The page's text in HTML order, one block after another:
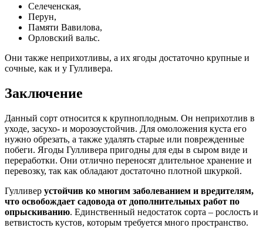
Селеченская,
Перун,
Памяти Вавилова,
Орловский вальс.
Они также неприхотливы, а их ягоды достаточно крупные и
сочные, как и у Гулливера.
Заключение
Данный сорт относится к крупноплодным. Он неприхотлив в
уходе, засухо- и морозоустойчив. Для омоложения куста его
нужно обрезать, а также удалять старые или поврежденные
побеги. Ягоды Гулливера пригодны для еды в сыром виде и
переработки. Они отлично переносят длительное хранение и
перевозку, так как обладают достаточно плотной шкуркой.
Гулливер устойчив ко многим заболеванием и вредителям,
что освобождает садовода от дополнительных работ по
опрыскиванию. Единственный недостаток сорта – рослость и
ветвистость кустов, которым требуется много пространство.